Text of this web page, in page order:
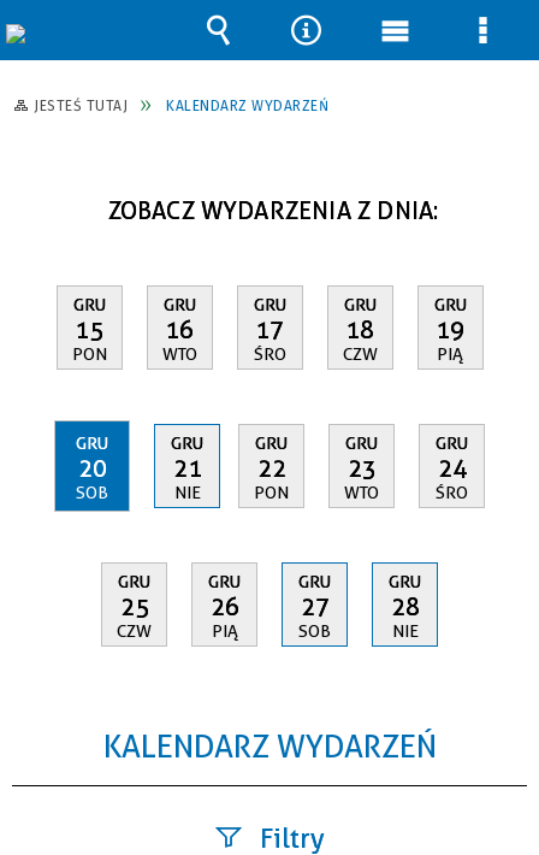
JESTEŚ TUTAJ KALENDARZ WYDARZEŃ
ZOBACZ WYDARZENIA Z DNIA:
GRU
15
PON
GRU
16
WTO
GRU
17
ŚRO
GRU
18
CZW
GRU
19
PIĄ
GRU
20
SOB
GRU
21
NIE
GRU
22
PON
GRU
23
WTO
GRU
24
ŚRO
GRU
25
CZW
GRU
26
PIĄ
GRU
27
SOB
GRU
28
NIE
KALENDARZ WYDARZEŃ
Filtry
Wyszukiwarka
Narzędzia
Menu Menu